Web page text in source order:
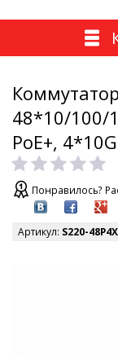
48*10/100/
PoE+,
Понравилось?
Артикул: S220-